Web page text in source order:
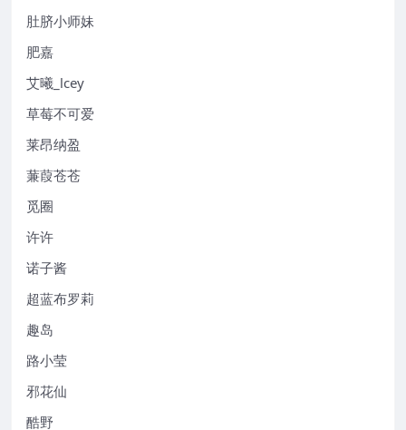
肚脐小师妹
肥嘉
艾曦_lcey
草莓不可爱
莱昂纳盈
蒹葭苍苍
觅圈
许许
诺子酱
超蓝布罗莉
趣岛
路小莹
邪花仙
酷野